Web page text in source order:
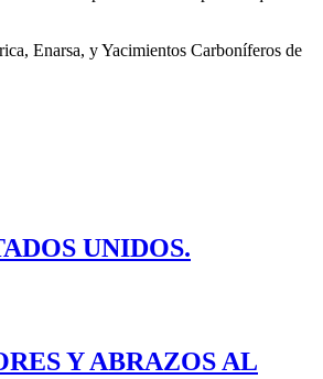
Enarsa, y Yacimientos Carboníferos de
UNIDOS.
Y ABRAZOS AL